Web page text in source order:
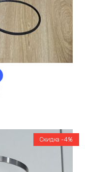
Скидка -4%